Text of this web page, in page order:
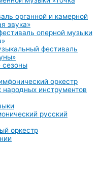
органной и камерной
звука»
оперной музыки
фестиваль
сезоны
оркестр
народных инструментов
русский
оркестр